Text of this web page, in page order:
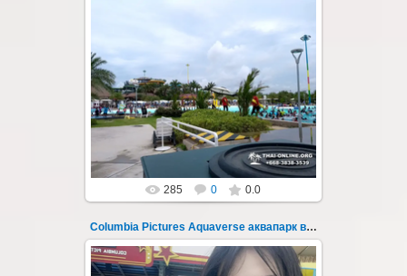
23.10.2022
Columbia Pictures Aquaverse - новый
тематический аквапарк в Паттайе.
Открыт в октябре 2022 после
модернизации и смены...
Thai-Online
285 0 0.0
Columbia Pictures Aquaverse аквапарк в Паттайе 3